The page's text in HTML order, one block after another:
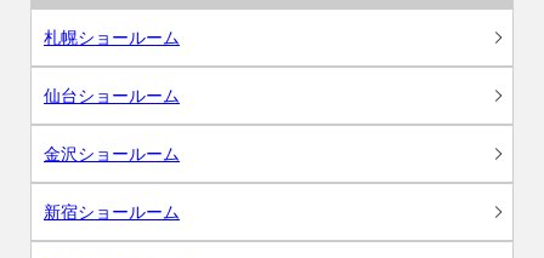
札幌ショールーム
仙台ショールーム
金沢ショールーム
新宿ショールーム